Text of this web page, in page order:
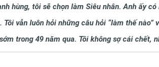
hùng, tôi sẽ chọn làm Siêu nhân. Anh ấy
vẫn luôn hỏi những câu hỏi “làm thế
trong 49 năm qua. Tôi không sợ cái